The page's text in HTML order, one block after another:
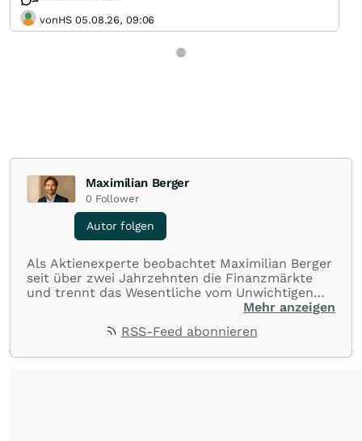
vonHS 05.08.26, 09:06
Maximilian Berger
0 Follower
Autor folgen
Als Aktienexperte beobachtet Maximilian Berger
seit über zwei Jahrzehnten die Finanzmärkte
und trennt das Wesentliche vom Unwichtigen
und liefert wöchentlich klare, unabhängige
und Renditen liefern.
Mehr anzeigen
RSS-Feed abonnieren